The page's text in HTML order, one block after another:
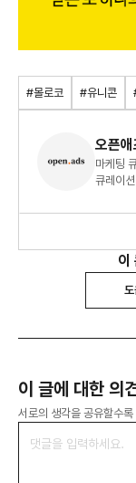
#몰로코 #유니콘
오픈애
마케팅
큐레이
이
이 글에 대한 의
서로의 생각을 공유할수